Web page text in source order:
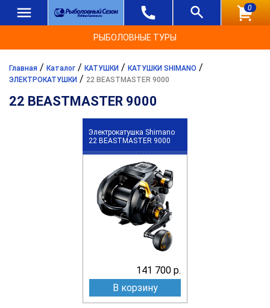
0
РЫБОЛОВНЫЕ ТУРЫ
Главная / Каталог / КАТУШКИ / КАТУШКИ SHIMANO /
ЭЛЕКТРОКАТУШКИ / 22 BEASTMASTER 9000
22 BEASTMASTER 9000
Электрокатушка Shimano
22 BEASTMASTER 9000
141 700 р.
В корзину